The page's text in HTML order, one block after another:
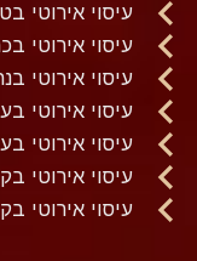
עיסוי אירוטי
עיסוי אירוטי
עיסוי אירוטי
עיסוי אירוטי
עיסוי אירוטי
עיסוי אירוטי
עיסוי אירוטי